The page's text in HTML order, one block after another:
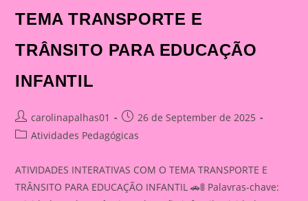
TEMA TRANSPORTE E
TRÂNSITO PARA EDUCAÇÃO
INFANTIL
Post
author:
carolinapalhas01
Post
published:
26 de September de 2025
PostAtividades Pedagógicas
ATIVIDADES INTERATIVAS COM O TEMA TRANSPORTE E
TRÂNSITO PARA EDUCAÇÃO INFANTIL 🚗🚦 Palavras-chave: